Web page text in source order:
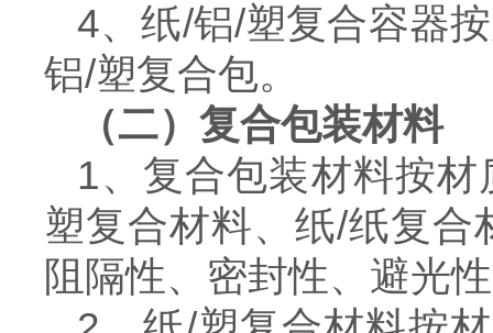
4、纸/铝/塑复合容器
铝/塑复合包。
（二）复合包装材料
1、复合包装材料按
塑复合材料、纸/纸复
阻隔性、密封性、避光